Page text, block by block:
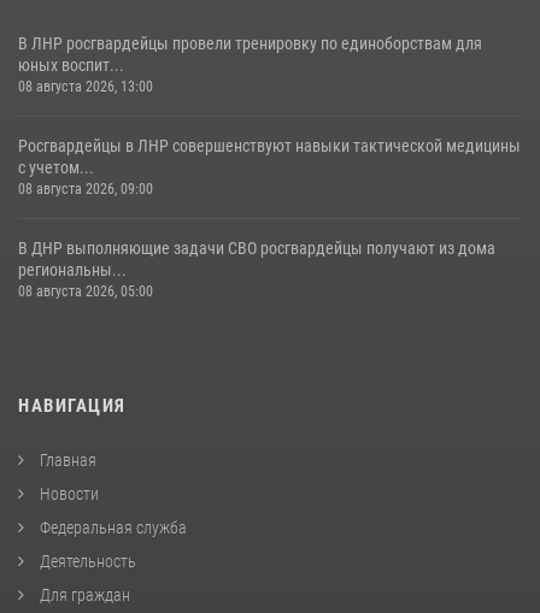
В ЛНР росгвардейцы провели тренировку по единоборствам для
юных воспит...
08 августа 2026, 13:00
Росгвардейцы в ЛНР совершенствуют навыки тактической медицины
с учетом...
08 августа 2026, 09:00
В ДНР выполняющие задачи СВО росгвардейцы получают из дома
региональны...
08 августа 2026, 05:00
НАВИГАЦИЯ
Главная
Новости
Федеральная служба
Деятельность
Для граждан